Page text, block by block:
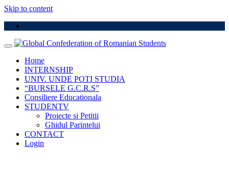
Skip to content
Home
INTERNSHIP
UNIV. UNDE POTI STUDIA
“BURSELE G.C.R.S”
Consiliere Educationala
STUDENTV
Proiecte si Petitii
Ghidul Parintelui
CONTACT
Login